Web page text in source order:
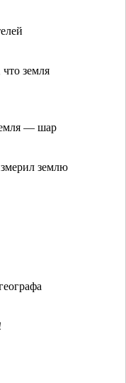
земля
— шар
землю